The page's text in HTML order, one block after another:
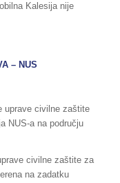
Kalesija nije
– NUS
uprave civilne zaštite
NUS-a na području
civilne zaštite za
na zadatku